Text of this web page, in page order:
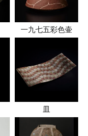
一九七五彩色壷
皿